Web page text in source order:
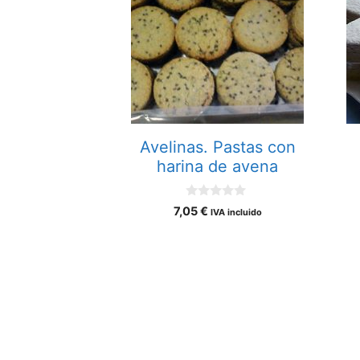
Avelinas. Pastas con
harina de avena
0
d
7,05€ IVA incluido